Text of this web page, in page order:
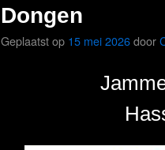
Dongen
Geplaatst op 15 mei 2026door